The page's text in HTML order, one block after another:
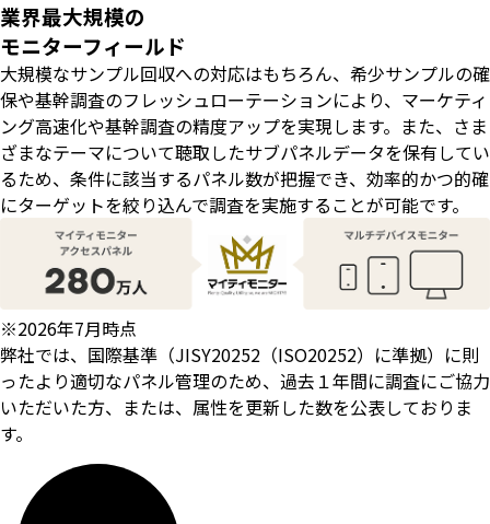
業界最大規模の
モニターフィールド
大規模なサンプル回収への対応はもちろん、希少サンプルの確
保や基幹調査のフレッシュローテーションにより、マーケティ
ング高速化や基幹調査の精度アップを実現します。また、さま
ざまなテーマについて聴取したサブパネルデータを保有してい
るため、条件に該当するパネル数が把握でき、効率的かつ的確
にターゲットを絞り込んで調査を実施することが可能です。
※2026年7月時点
弊社では、国際基準（JISY20252（ISO20252）に準拠）に則
ったより適切なパネル管理のため、過去１年間に調査にご協力
いただいた方、または、属性を更新した数を公表しておりま
す。